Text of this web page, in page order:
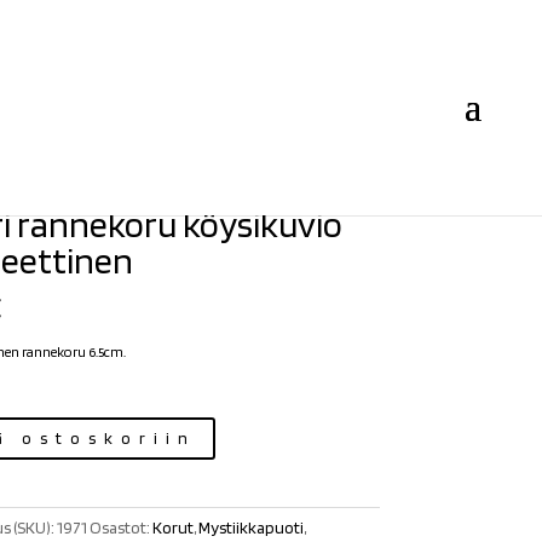
rannekoru köysikuvio
rannekoru 6.5cm.
ostoskoriin
(SKU):1971 Osastot:Korut,Mystiikkapuoti,